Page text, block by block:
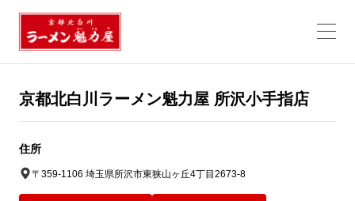
京都北白川ラーメン魁力屋 所沢小手指店
住所
〒359-1106 埼玉県所沢市東狭山ヶ丘4丁目2673-8